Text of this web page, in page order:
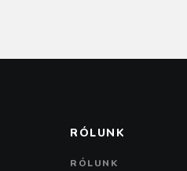
RÓLUNK
RÓLUNK